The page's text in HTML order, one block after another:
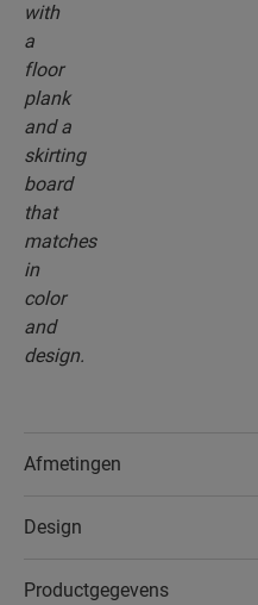
Afmetingen
Design
Productgegevens